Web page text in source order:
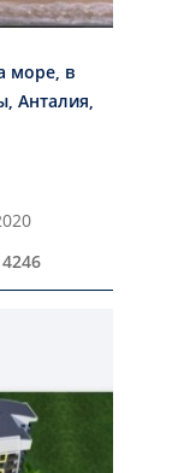
море, в
Анталия,